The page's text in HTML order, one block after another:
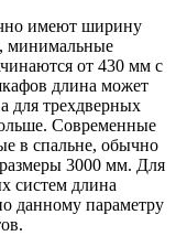
имеют ширину
минимальные
от 430 мм с
длина может
для трехдверных
Современные
в спальне, обычно
3000 мм. Для
систем длина
данному параметру